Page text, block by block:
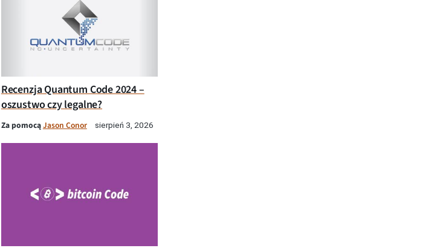
Recenzja Quantum Code 2024 –
oszustwo czy legalne?
Za pomocąJason Conor sierpień 3, 2026